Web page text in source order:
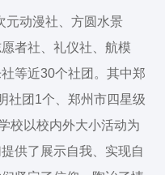
元动漫社、方圆水景
者社、礼仪社、航模
等近30个社团。其中郑
社团1个、郑州市四星级
校以校内外大小活动为
供了展示自我、实现自